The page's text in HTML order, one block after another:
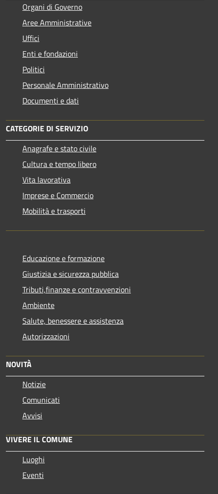
Organi di Governo
Aree Amministrative
Uffici
Enti e fondazioni
Politici
Personale Amministrativo
Documenti e dati
CATEGORIE DI SERVIZIO
Anagrafe e stato civile
Cultura e tempo libero
Vita lavorativa
Imprese e Commercio
Mobilità e trasporti
Educazione e formazione
Giustizia e sicurezza pubblica
Tributi,finanze e contravvenzioni
Ambiente
Salute, benessere e assistenza
Autorizzazioni
NOVITÀ
Notizie
Comunicati
Avvisi
VIVERE IL COMUNE
Luoghi
Eventi